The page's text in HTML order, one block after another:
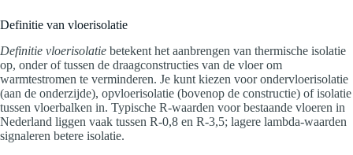
Definitie van vloerisolatie
Definitie vloerisolatie betekent het aanbrengen van thermische isolatie
op, onder of tussen de draagconstructies van de vloer om
warmtestromen te verminderen. Je kunt kiezen voor ondervloerisolatie
(aan de onderzijde), opvloerisolatie (bovenop de constructie) of isolatie
tussen vloerbalken in. Typische R-waarden voor bestaande vloeren in
Nederland liggen vaak tussen R-0,8 en R-3,5; lagere lambda-waarden
signaleren betere isolatie.